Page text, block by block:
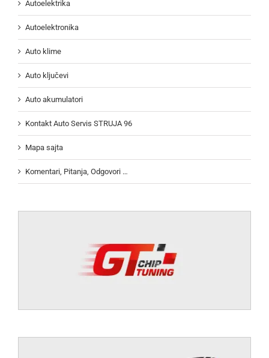
Autoelektrika
Autoelektronika
Auto klime
Auto ključevi
Auto akumulatori
Kontakt Auto Servis STRUJA 96
Mapa sajta
Komentari, Pitanja, Odgovori …